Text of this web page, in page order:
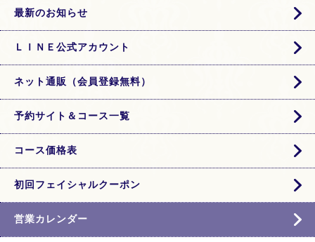
最新のお知らせ
ＬＩＮＥ公式アカウント
ネット通販（会員登録無料）
予約サイト＆コース一覧
コース価格表
初回フェイシャルクーポン
営業カレンダー